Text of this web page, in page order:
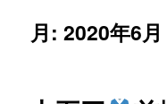
月:2020年6月